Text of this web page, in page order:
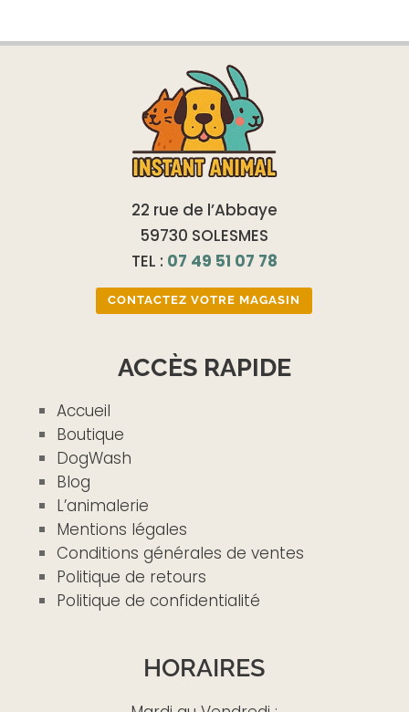
22 rue de l’Abbaye
59730 SOLESMES
TEL : 07 49 51 07 78
CONTACTEZ VOTRE MAGASIN
ACCÈS RAPIDE
Accueil
Boutique
DogWash
Blog
L’animalerie
Mentions légales
Conditions générales de ventes
Politique de retours
Politique de confidentialité
HORAIRES